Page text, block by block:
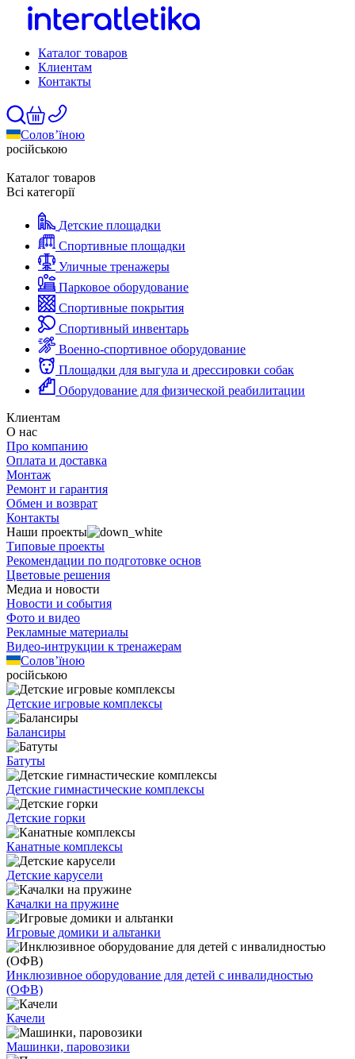
Каталог товаров
Клиентам
Контакты
Солов’їною
російською
Каталог товаров
Всі категорії
Детские площадки
Спортивные площадки
Уличные тренажеры
Парковое оборудование
Спортивные покрытия
Спортивный инвентарь
Военно-спортивное оборудование
Площадки для выгула и дрессировки собак
Оборудование для физической реабилитации
Клиентам
О нас
Про компанию
Оплата и доставка
Монтаж
Ремонт и гарантия
Обмен и возврат
Контакты
Наши проекты
Типовые проекты
Рекомендации по подготовке основ
Цветовые решения
Медиа и новости
Новости и события
Фото и видео
Рекламные материалы
Видео-интрукции к тренажерам
Солов’їною
російською
Детские игровые комплексы
Балансиры
Батуты
Детские гимнастические комплексы
Детские горки
Канатные комплексы
Детские карусели
Качалки на пружине
Игровые домики и альтанки
Инклюзивное оборудование для детей с инвалидностью
(ОФВ)
Качели
Машинки, паровозики